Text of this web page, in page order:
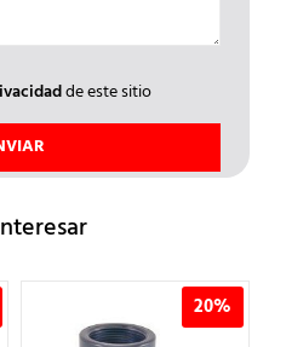
de este sitio
20%